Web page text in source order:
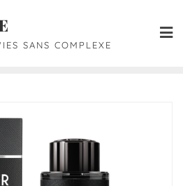
SANS COMPLEXE